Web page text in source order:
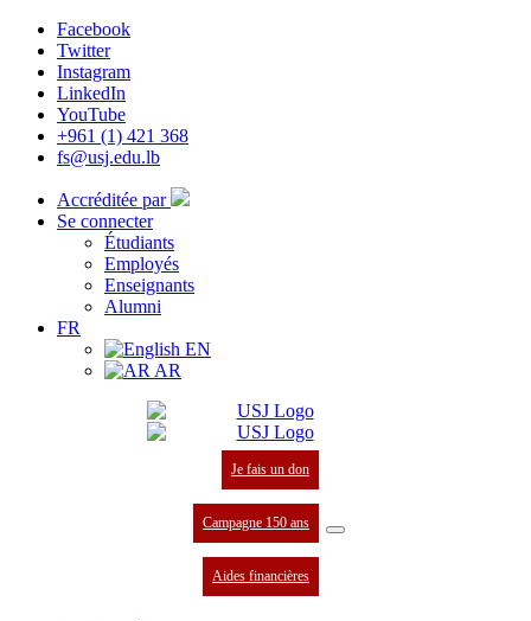
Facebook
Twitter
Instagram
LinkedIn
YouTube
+961 (1) 421 368
fs@usj.edu.lb
Accréditée par
Se connecter
Étudiants
Employés
Enseignants
Alumni
FR
EN
AR
Je fais un don
Campagne 150 ans
Aides financières